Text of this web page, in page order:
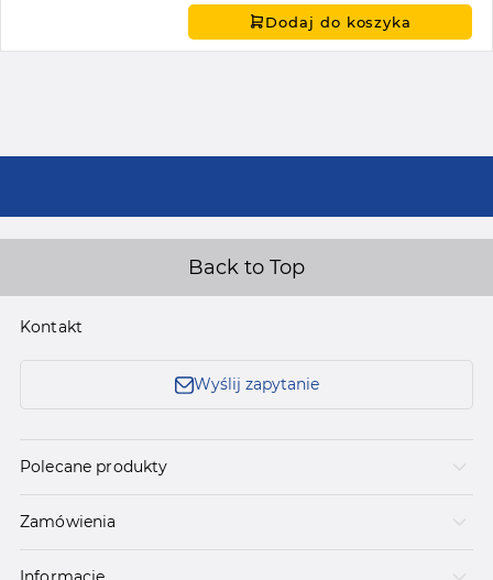
Dodaj do koszyka
Back to Top
Kontakt
Wyślij zapytanie
Polecane produkty
Zamówienia